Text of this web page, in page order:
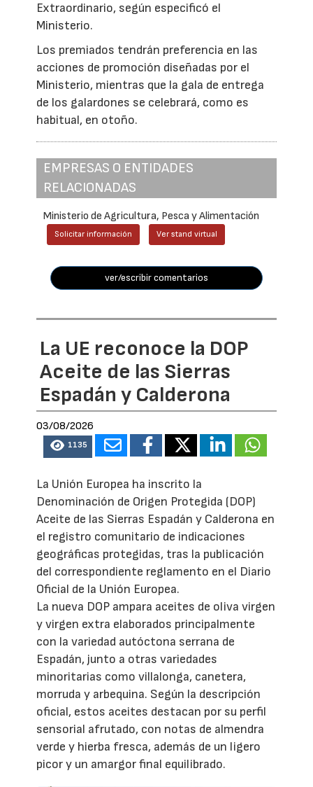
Extraordinario, según especificó el
Ministerio.
Los premiados tendrán preferencia en las
acciones de promoción diseñadas por el
Ministerio, mientras que la gala de entrega
de los galardones se celebrará, como es
habitual, en otoño.
EMPRESAS O ENTIDADES
RELACIONADAS
Ministerio de Agricultura, Pesca y Alimentación
Solicitar información Ver stand virtual
ver/escribir comentarios
La UE reconoce la DOP
Aceite de las Sierras
Espadán y Calderona
03/08/2026
1135
La Unión Europea ha inscrito la
Denominación de Origen Protegida (DOP)
Aceite de las Sierras Espadán y Calderona en
el registro comunitario de indicaciones
geográficas protegidas, tras la publicación
del correspondiente reglamento en el Diario
Oficial de la Unión Europea.
La nueva DOP ampara aceites de oliva virgen
y virgen extra elaborados principalmente
con la variedad autóctona serrana de
Espadán, junto a otras variedades
minoritarias como villalonga, canetera,
morruda y arbequina. Según la descripción
oficial, estos aceites destacan por su perfil
sensorial afrutado, con notas de almendra
verde y hierba fresca, además de un ligero
picor y un amargor final equilibrado.